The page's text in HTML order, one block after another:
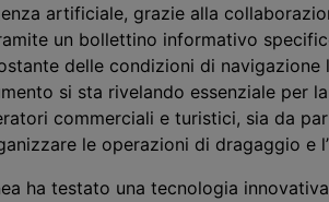
artificiale, grazie alla
un bollettino informativo
delle condizioni di
si sta rivelando essenziale per
commerciali e turistici, sia da
le operazioni di dragaggio e
ha testato una tecnologia